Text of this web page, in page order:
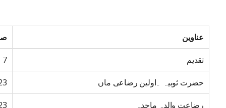
عناوین
تقدیم 7
حضرت ثوبیہ ۔اولین رضاعی ماں
رضاعت والدہ ماجدہ